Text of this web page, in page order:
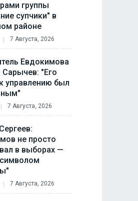
группы
супчики" в
районе
7 Августа, 2026
Евдокимова
Сарычев: "Его
управлению был
7 Августа, 2026
не просто
в выборах —
7 Августа, 2026